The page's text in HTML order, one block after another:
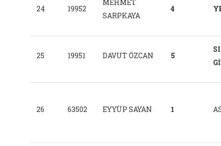
24 19952
MEHMET
SARPKAYA
4
25 19951 DAVUT ÖZCAN 5
26 63502 EYYÜP SAYAN 1